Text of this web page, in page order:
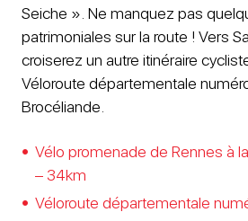
Seiche ». Ne manquez pas
patrimoniales sur la route ! Vers
croiserez un autre itinéraire
Véloroute départementale
Brocéliande.
Vélo promenade de Rennes à
– 34km
Véloroute départementale